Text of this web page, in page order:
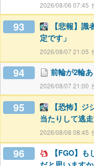
2026/08/06 07:45
93
【悲報】
定です」
2026/08/07 21:05
94 前輪が2輪
2026/08/07 21:00
95
【恐怖】
当たりして逃
2026/08/08 08:45
96
【FGO】